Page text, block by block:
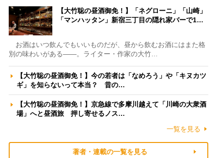
【大竹聡の昼酒御免！】「ネグローニ」「山崎」
「マンハッタン」新宿三丁目の隠れ家バーで1…
お酒はいつ飲んでもいいものだが、昼から飲むお酒にはまた格
別の味わいがある――。ライター・作家の大竹…
【大竹聡の昼酒御免！】今の若者は「なめろう」や「キヌカツ
ギ」を知らないって本当？ 昔の…
【大竹聡の昼酒御免！】京急線で多摩川越えて「川崎の大衆酒
場」へと昼酒旅 押し寄せるノス…
一覧を見る
著者・連載の一覧を見る